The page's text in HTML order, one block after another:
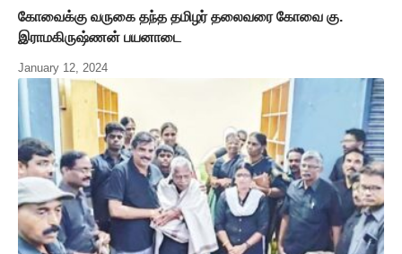
கோவைக்கு வருகை தந்த தமிழர் தலைவரை கோவை கு.
இராமகிருஷ்ணன் பயனாடை
January 12, 2024